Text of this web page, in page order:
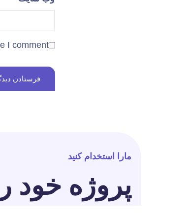
I comment.
مارا استخدام کنید
پروژه خود